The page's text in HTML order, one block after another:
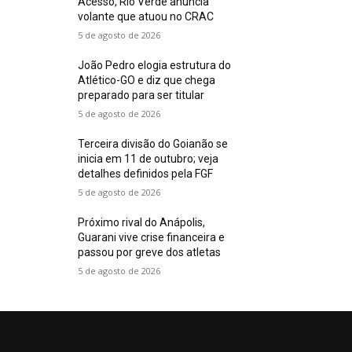
volante que atuou no CRAC
5 de agosto de 2026
João Pedro elogia estrutura do
Atlético-GO e diz que chega
preparado para ser titular
5 de agosto de 2026
Terceira divisão do Goianão se
inicia em 11 de outubro; veja
detalhes definidos pela FGF
5 de agosto de 2026
Próximo rival do Anápolis,
Guarani vive crise financeira e
passou por greve dos atletas
5 de agosto de 2026